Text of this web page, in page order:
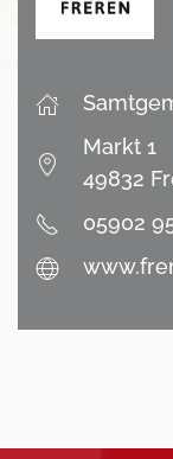
Markt 1
49832
05902